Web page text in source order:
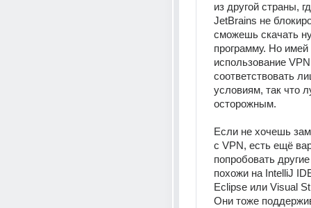
из другой страны,
JetBrains не
сможешь скачать
программу. Но имей
использование
соответствовать
условиям, так что
осторожным.
Если не хочешь
с VPN, есть ещё
попробовать
похожи на IntelliJ
Eclipse или Visual
Они тоже